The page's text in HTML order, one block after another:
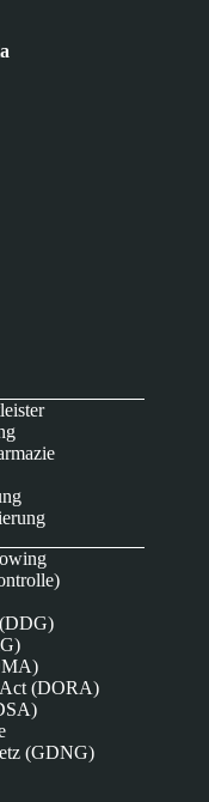
Act (DORA)
(GDNG)